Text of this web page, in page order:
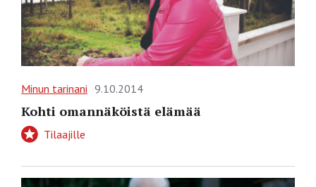
Minun tarinani 9.10.2014
Kohti omannäköistä elämää
Tilaajille